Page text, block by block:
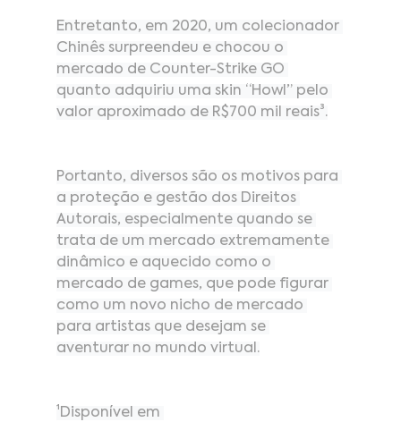
Entretanto, em 2020, um colecionador
Chinês surpreendeu e chocou o
mercado de Counter-Strike GO
quanto adquiriu uma skin “Howl” pelo
valor aproximado de R$700 mil reais³.
Portanto, diversos são os motivos para
a proteção e gestão dos Direitos
Autorais, especialmente quando se
trata de um mercado extremamente
dinâmico e aquecido como o
mercado de games, que pode figurar
como um novo nicho de mercado
para artistas que desejam se
aventurar no mundo virtual.
¹Disponível em